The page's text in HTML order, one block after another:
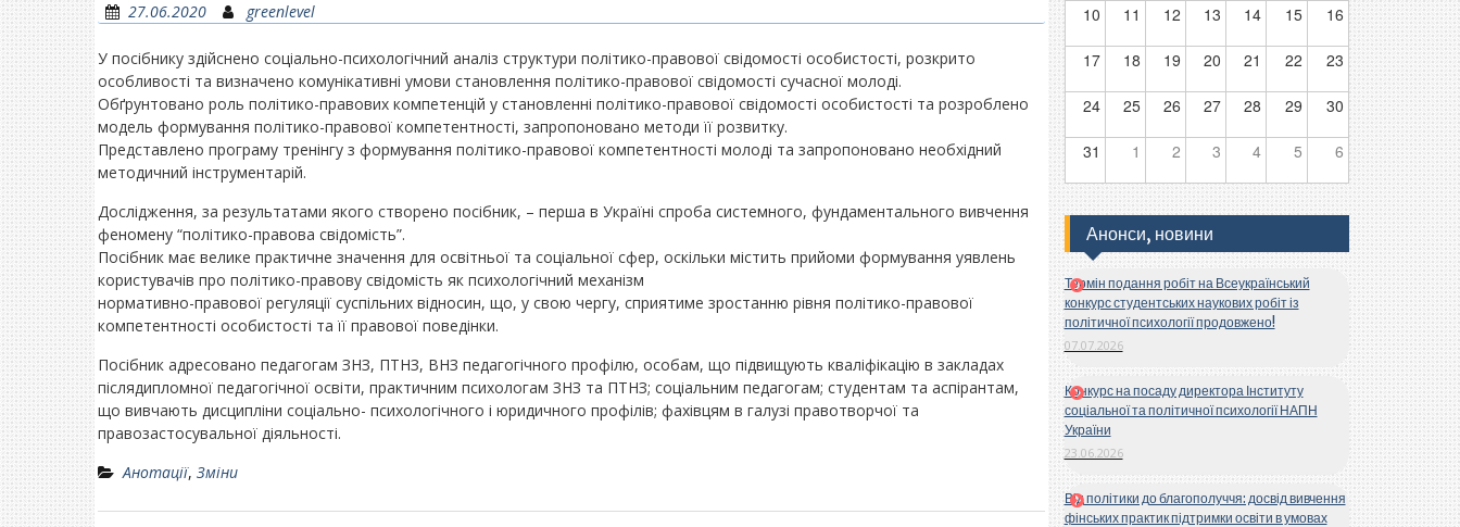
27.06.2020 greenlevel
У посібнику здійснено соціально-психологічний аналіз структури політико-правової свідомості особистості, розкрито
особливості та визначено комунікативні умови становлення політико-правової свідомості сучасної молоді.
Обґрунтовано роль політико-правових компетенцій у становленні політико-правової свідомості особистості та розроблено
модель формування політико-правової компетентності, запропоновано методи її розвитку.
Представлено програму тренінгу з формування політико-правової компетентності молоді та запропоновано необхідний
методичний інструментарій.
Дослідження, за результатами якого створено посібник, – перша в Україні спроба системного, фундаментального вивчення
феномену “політико-правова свідомість”.
Посібник має велике практичне значення для освітньої та соціальної сфер, оскільки містить прийоми формування уявлень
користувачів про політико-правову свідомість як психологічний механізм
нормативно-правової регуляції суспільних відносин, що, у свою чергу, сприятиме зростанню рівня політико-правової
компетентності особистості та її правової поведінки.
Посібник адресовано педагогам ЗНЗ, ПТНЗ, ВНЗ педагогічного профілю, особам, що підвищують кваліфікацію в закладах
післядипломної педагогічної освіти, практичним психологам ЗНЗ та ПТНЗ; соціальним педагогам; студентам та аспірантам,
що вивчають дисципліни соціально- психологічного і юридичного профілів; фахівцям в галузі правотворчої та
правозастосувальної діяльності.
Анотації, Зміни
10 11 12 13 14 15 16
17 18 19 20 21 22 23
24 25 26 27 28 29 30
31 1 2 3 4 5 6
Анонси, новини
Термін подання робіт на Всеукраїнський
конкурс студентських наукових робіт із
політичної психології продовжено!
07.07.2026
Конкурс на посаду директора Інституту
соціальної та політичної психології НАПН
України
23.06.2026
Від політики до благополуччя: досвід вивчення
фінських практик підтримки освіти в умовах